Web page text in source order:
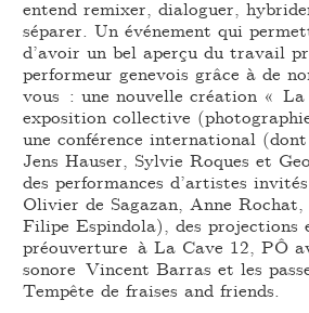
entend remixer, dialoguer,
séparer. Un événement qui
d’avoir un bel aperçu du travail
performeur genevois grâce à de
vous : une nouvelle création « La
exposition collective
une conférence international
Jens Hauser, Sylvie Roques et
des performances d’artistes
Olivier de Sagazan, Anne
Filipe Espindola), des projections
préouverture à La Cave 12, PÔ
sonore Vincent Barras et les
Tempête de fraises and friends.